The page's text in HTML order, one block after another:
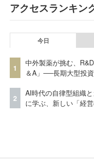
アクセスランキン
今日
1
中外製薬が挑む、
＆A」──長期大型投
2
AI時代の自律型組織
に学ぶ、新しい「経